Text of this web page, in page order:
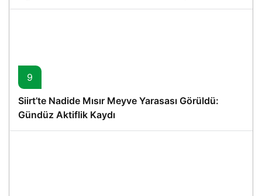
Proje
9
Siirt’te Nadide Mısır Meyve Yarasası Görüldü:
Gündüz Aktiflik Kaydı